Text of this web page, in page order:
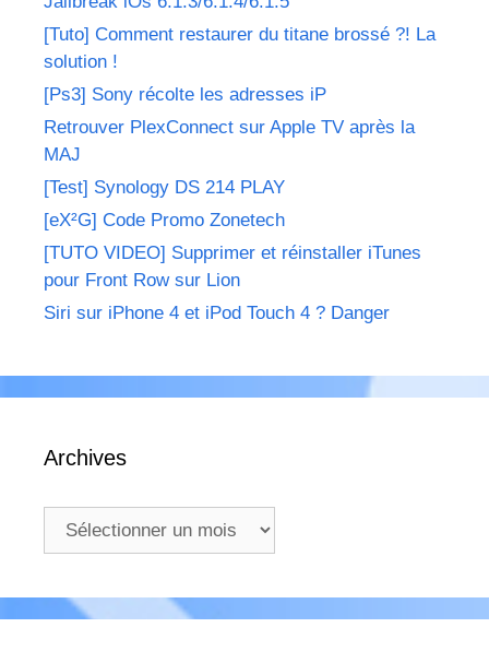
[Tuto] Comment restaurer du titane brossé ?! La
solution !
[Ps3] Sony récolte les adresses iP
Retrouver PlexConnect sur Apple TV après la
MAJ
[Test] Synology DS 214 PLAY
[eX²G] Code Promo Zonetech
[TUTO VIDEO] Supprimer et réinstaller iTunes
pour Front Row sur Lion
Siri sur iPhone 4 et iPod Touch 4 ? Danger
Archives
Archives